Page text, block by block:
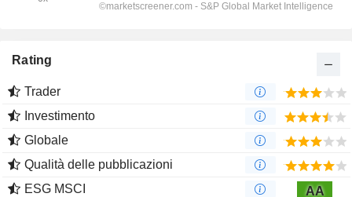
Rating
Trader
Investimento
Globale
Qualità delle pubblicazioni
ESG MSCI
AA